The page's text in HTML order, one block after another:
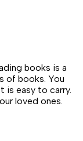
books is a
of books. You
is easy to carry.
loved ones.